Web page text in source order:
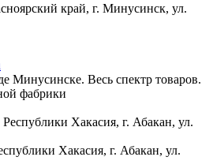
край, г. Минусинск, ул.
Минусинске. Весь спектр товаров.
фабрики
Хакасия, г. Абакан, ул.